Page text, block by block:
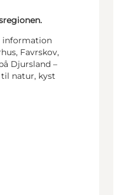
information
Favrskov,
Djursland –
natur, kyst